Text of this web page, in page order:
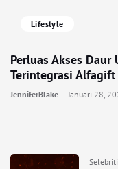
Selebriti
Lifestyle
Perluas Akses Daur
Terintegrasi
JenniferBlake Januari 28,